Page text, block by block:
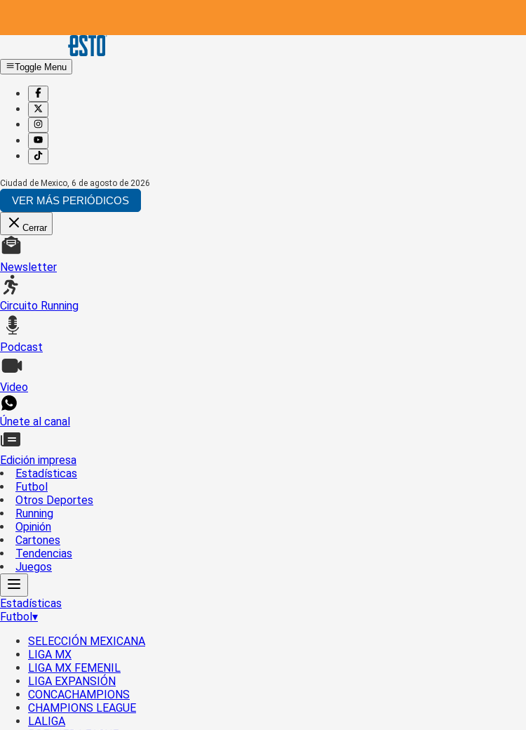
Toggle Menu
Ciudad de Mexico, 6 de agosto de 2026
VER MÁS PERIÓDICOS
Cerrar
Newsletter
Circuito Running
Podcast
Video
Únete al canal
Edición impresa
Estadísticas
Futbol
Otros Deportes
Running
Opinión
Cartones
Tendencias
Juegos
Estadísticas
Futbol▾
SELECCIÓN MEXICANA
LIGA MX
LIGA MX FEMENIL
LIGA EXPANSIÓN
CONCACHAMPIONS
CHAMPIONS LEAGUE
LALIGA